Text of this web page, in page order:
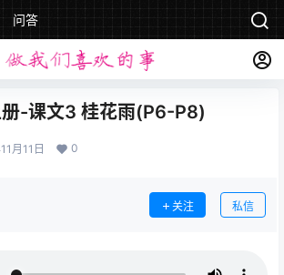
问答
-课文3 桂花雨(P6-P8)
月11日 0
关注 私信